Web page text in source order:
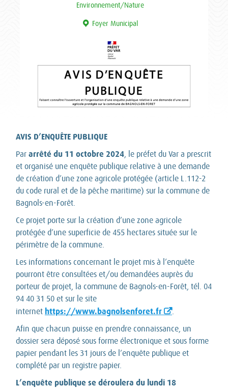
Environnement/Nature
Foyer Municipal
AVIS D’ENQUÊTE PUBLIQUE
Par arrêté du 11 octobre 2024 , le préfet du Var a prescrit
et organisé une enquête publique relative à une demande
de création d’une zone agricole protégée (article L.112-2
du code rural et de la pêche maritime) sur la commune de
Bagnols-en-Forêt.
Ce projet porte sur la création d’une zone agricole
protégée d’une superficie de 455 hectares située sur le
périmètre de la commune.
Les informations concernant le projet mis à l’enquête
pourront être consultées et/ou demandées auprès du
porteur de projet, la commune de Bagnols-en-Forêt, tél. 04
94 40 31 50 et sur le site
internet https://www.bagnolsenforet.fr
.
Afin que chacun puisse en prendre connaissance, un
dossier sera déposé sous forme électronique et sous forme
papier pendant les 31 jours de l’enquête publique et
complété par un registre papier.
L’enquête publique se déroulera du lundi 18